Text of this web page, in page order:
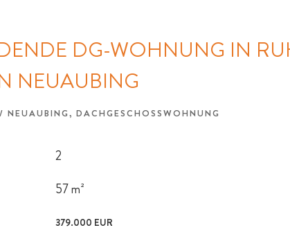
DG-WOHNUNG IN
NEUAUBING
DACHGESCHOSSWOHNUNG
2
57 m²
379.000 EUR